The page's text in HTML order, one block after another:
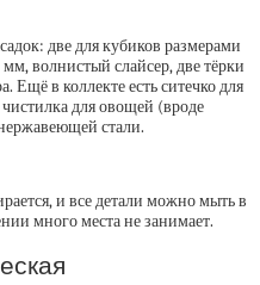
две для кубиков размерами
мм, волнистый слайсер, две тёрки
Ещё в коллекте есть ситечко для
для овощей (вроде
стали.
и все детали можно мыть в
много места не занимает.